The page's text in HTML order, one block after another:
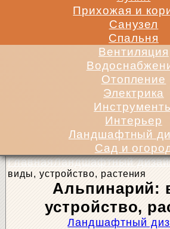
Прихожая и
Санузел
Спальня
Вентиляция
Отопление
Электрика
Интерьер
Ландшафтный
Сад и
ГлавнаяЛандшафтный
виды, устройство, растения
Альпинарий:
устройство,
Ландшафтный